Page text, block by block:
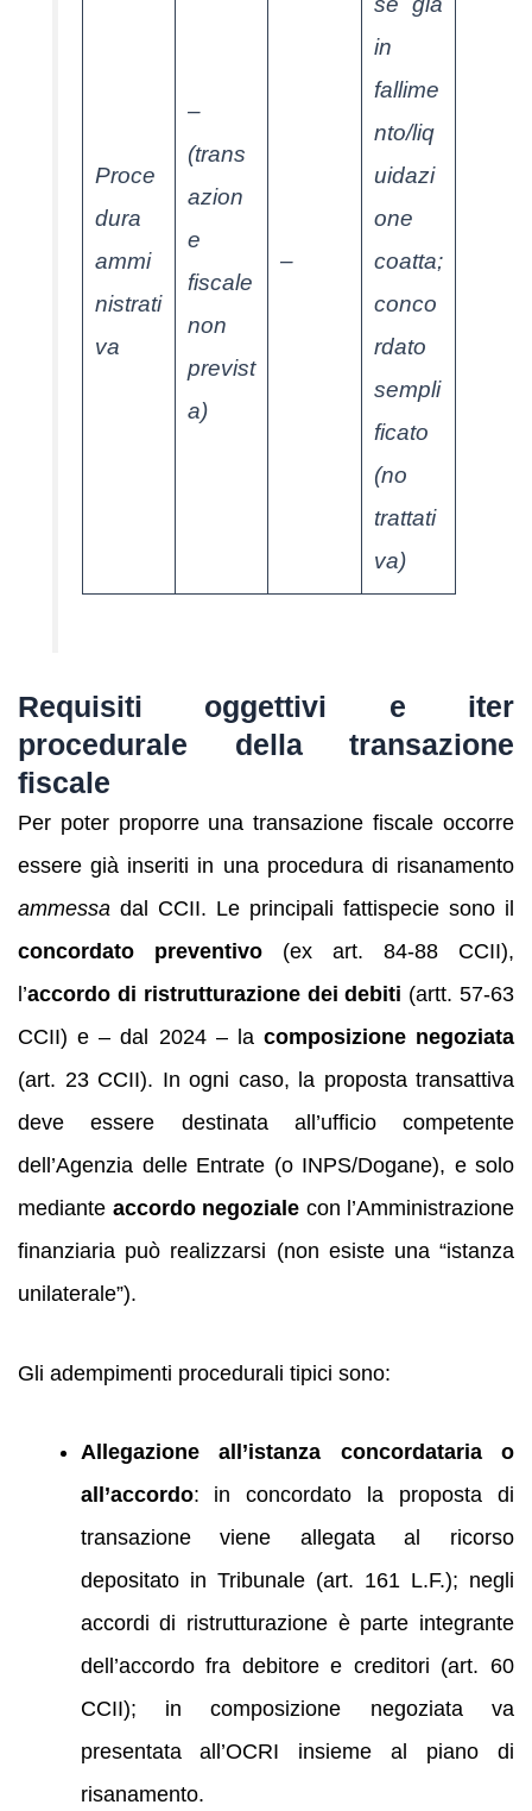
Proce
dura
ammi
nistrati
va
–
(trans
azion
e
fiscale
non
previst
a)
–
in
fallime
nto/liq
uidazi
one
coatta;
conco
rdato
sempli
ficato
(no
trattati
va)
Requisiti oggettivi e iter
procedurale della transazione
fiscale
Per poter proporre una transazione fiscale occorre
essere già inseriti in una procedura di risanamento
ammessa dal CCII. Le principali fattispecie sono il
concordato preventivo (ex art. 84-88 CCII),
l’accordo di ristrutturazione dei debiti (artt. 57-63
CCII) e – dal 2024 – la composizione negoziata
(art. 23 CCII). In ogni caso, la proposta transattiva
deve essere destinata all’ufficio competente
dell’Agenzia delle Entrate (o INPS/Dogane), e solo
mediante accordo negoziale con l’Amministrazione
finanziaria può realizzarsi (non esiste una “istanza
unilaterale”).
Gli adempimenti procedurali tipici sono:
Allegazione all’istanza concordataria o
all’accordo: in concordato la proposta di
transazione viene allegata al ricorso
depositato in Tribunale (art. 161 L.F.); negli
accordi di ristrutturazione è parte integrante
dell’accordo fra debitore e creditori (art. 60
CCII); in composizione negoziata va
presentata all’OCRI insieme al piano di
risanamento.